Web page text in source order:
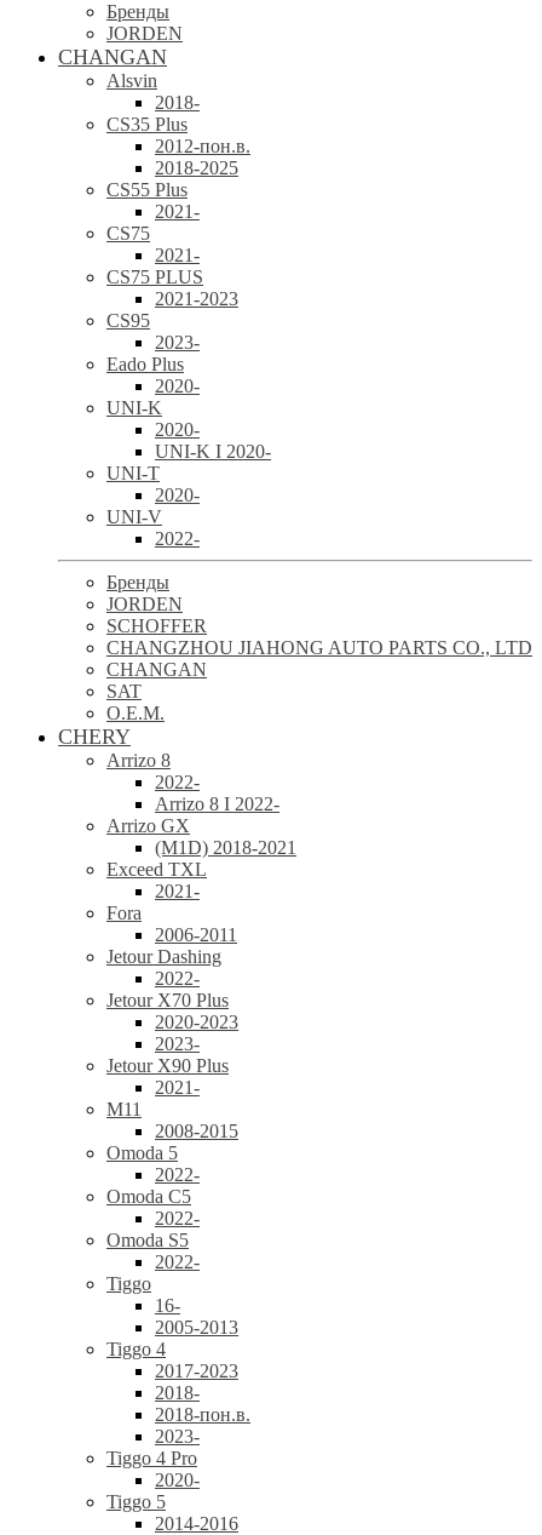
Бренды
JORDEN
CHANGAN
Alsvin
2018-
CS35 Plus
2012-пон.в.
2018-2025
CS55 Plus
2021-
CS75
2021-
CS75 PLUS
2021-2023
CS95
2023-
Eado Plus
2020-
UNI-K
2020-
UNI-K I 2020-
UNI-T
2020-
UNI-V
2022-
Бренды
JORDEN
SCHOFFER
CHANGZHOU JIAHONG AUTO PARTS CO., LTD
CHANGAN
SAT
O.E.M.
CHERY
Arrizo 8
2022-
Arrizo 8 I 2022-
Arrizo GX
(M1D) 2018-2021
Exceed TXL
2021-
Fora
2006-2011
Jetour Dashing
2022-
Jetour X70 Plus
2020-2023
2023-
Jetour X90 Plus
2021-
M11
2008-2015
Omoda 5
2022-
Omoda C5
2022-
Omoda S5
2022-
Tiggo
16-
2005-2013
Tiggo 4
2017-2023
2018-
2018-пон.в.
2023-
Tiggo 4 Pro
2020-
Tiggo 5
2014-2016